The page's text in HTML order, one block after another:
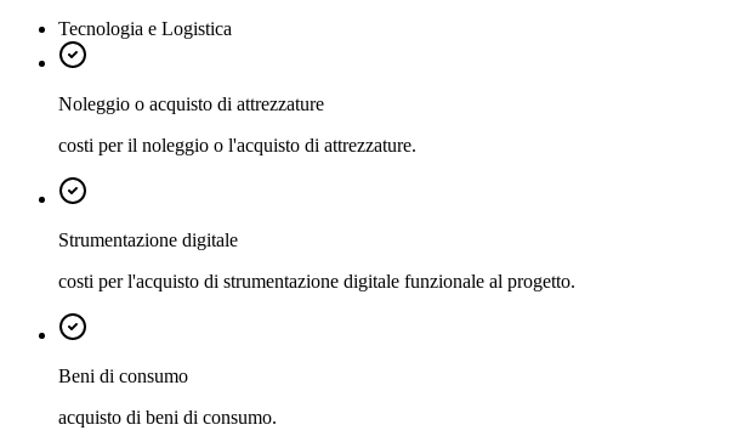
Tecnologia e Logistica
Noleggio o acquisto di attrezzature
costi per il noleggio o l'acquisto di attrezzature.
Strumentazione digitale
costi per l'acquisto di strumentazione digitale funzionale al progetto.
Beni di consumo
acquisto di beni di consumo.